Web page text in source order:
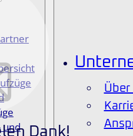
und
Über
Dank!